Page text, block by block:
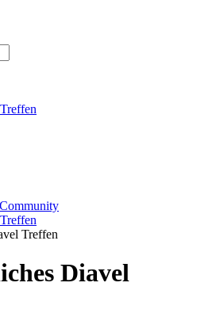
Treffen
Diavel